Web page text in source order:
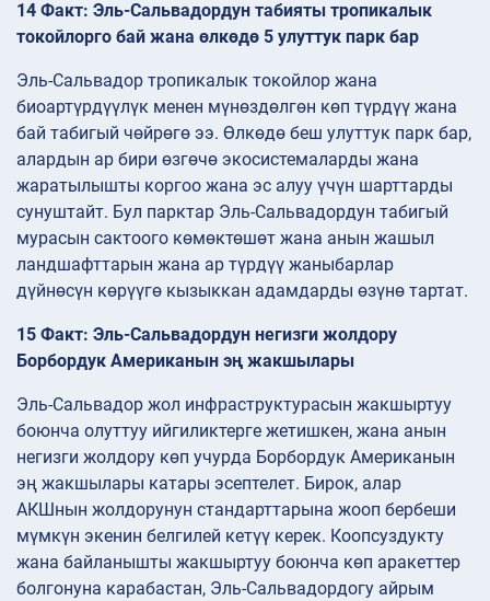
14 Факт: Эль-Сальвадордун табияты тропикалык
токойлорго бай жана өлкөдө 5 улуттук парк бар
Эль-Сальвадор тропикалык токойлор жана
биоартүрдүүлүк менен мүнөздөлгөн көп түрдүү жана
бай табигый чөйрөгө ээ. Өлкөдө беш улуттук парк бар,
алардын ар бири өзгөчө экосистемаларды жана
жаратылышты коргоо жана эс алуу үчүн шарттарды
сунуштайт. Бул парктар Эль-Сальвадордун табигый
мурасын сактоого көмөктөшөт жана анын жашыл
ландшафттарын жана ар түрдүү жаныбарлар
дүйнөсүн көрүүгө кызыккан адамдарды өзүнө тартат.
15 Факт: Эль-Сальвадордун негизги жолдору
Борбордук Американын эң жакшылары
Эль-Сальвадор жол инфраструктурасын жакшыртуу
боюнча олуттуу ийгиликтерге жетишкен, жана анын
негизги жолдору көп учурда Борбордук Американын
эң жакшылары катары эсептелет. Бирок, алар
АКШнын жолдорунун стандарттарына жооп бербеши
мүмкүн экенин белгилей кетүү керек. Коопсуздукту
жана байланышты жакшыртуу боюнча көп аракеттер
болгонуна карабастан, Эль-Сальвадордогу айрым